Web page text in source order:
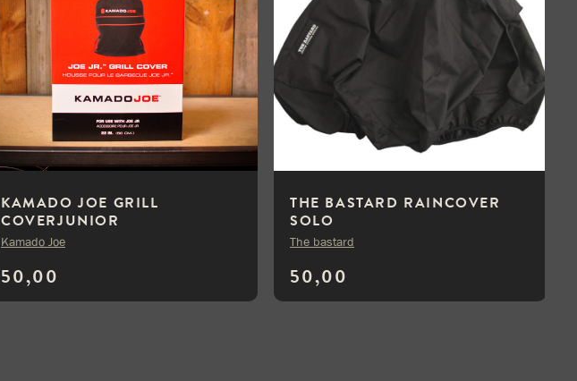
KAMADO JOE GRILL
COVERJUNIOR
50,00
Kamado Joe
THE BASTARD RAINCOVER
SOLO
50,00
The bastard